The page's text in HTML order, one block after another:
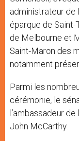
administrateur de
éparque de Saint-
de Melbourne et
Saint-Maron des
notamment
Parmi les
cérémonie, le
l’ambassadeur
John McCarthy.